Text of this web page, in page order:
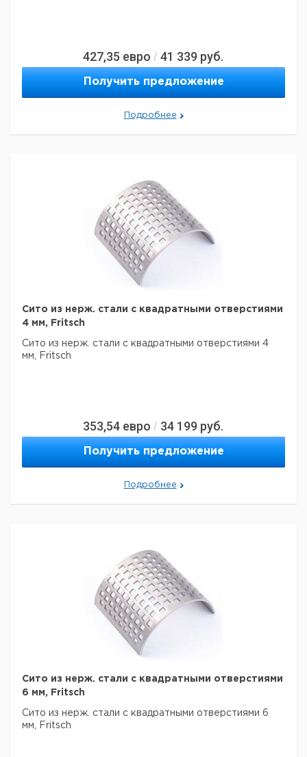
427,35 евро / 41 339 руб.
Получить предложение
Подробнее
Сито из нерж. стали с квадратными отверстиями
4 мм, Fritsch
Сито из нерж. стали с квадратными отверстиями 4
мм, Fritsch
353,54 евро / 34 199 руб.
Получить предложение
Подробнее
Сито из нерж. стали с квадратными отверстиями
6 мм, Fritsch
Сито из нерж. стали с квадратными отверстиями 6
мм, Fritsch